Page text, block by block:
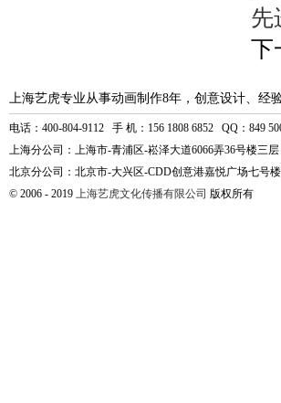
先
下
上海艺虎专业从事动画制作8年，创意设计、经
电话：400-804-9112 手 机：156 1808 6852 QQ：849
上海分公司：上海市-青浦区-崧泽大道6066弄36号楼三层
北京分公司：北京市-大兴区-CDD创意港嘉悦广场七号
© 2006 - 2019 上海艺虎文化传播有限公司 版权所有